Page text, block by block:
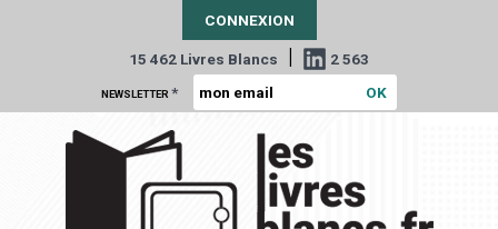
CONNEXION
15 462 Livres Blancs | 2 563
NEWSLETTER *